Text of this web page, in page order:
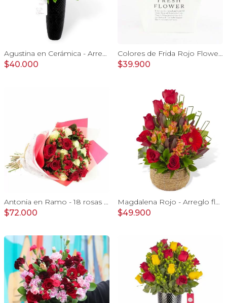
Agustina en Cerámica - Arreglo 10 rosas rojo y astromeliass
$40.000
Colores de Frida Rojo Flower Bag - Arreglo floral con rosas, claveles, estate y limonium
$39.900
Antonia en Ramo - 18 rosas mix blanco y rojo con hypericum
$72.000
Magdalena Rojo - Arreglo floral con rosas, gerbera y astromelias rojas
$49.900